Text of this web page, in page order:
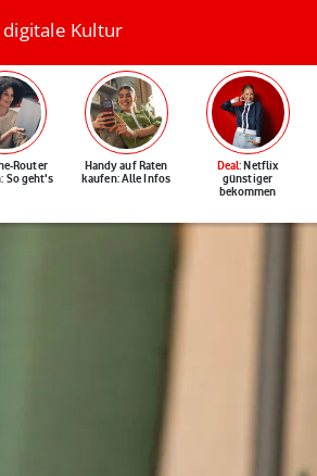
Kultur
Router
So geht's
Handy auf Raten
kaufen: Alle Infos
Deal: Netflix
günstiger
bekommen